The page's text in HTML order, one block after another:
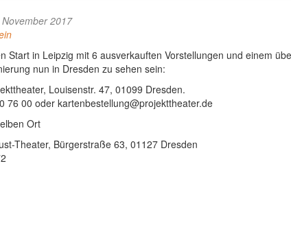
2017
Start in Leipzig mit 6 ausverkauften Vorstellungen und einem
nun in Dresden zu sehen sein:
Louisenstr. 47, 01099 Dresden.
76 00 oder kartenbestellung@projekttheater.de
Ort
Theater, Bürgerstraße 63, 01127 Dresden